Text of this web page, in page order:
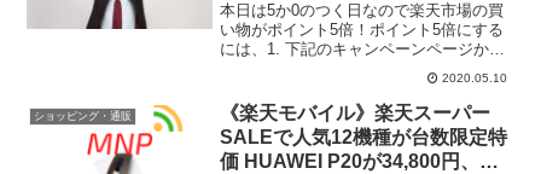
本日は5か0のつく日なので楽天市場の買
い物がポイント5倍！ポイント5倍にする
には、1. 下記のキャンペーンページから
エントリーして、楽天市場 毎月5と0のつ
く日 ポイント5倍2. 楽天カードで買い物
するだけ！楽天カードの入会がまだの方
は、今...
2020.05.10
ショッピング・通販
《楽天モバイル》楽天スーパー
SALEで人気12機種が台数限定特
価 HUAWEI P20が34,800円、